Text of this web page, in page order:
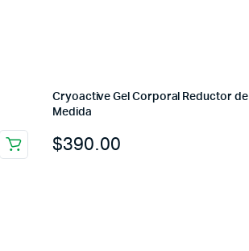
Cryoactive Gel Corporal Reductor de
Medida
$390.00